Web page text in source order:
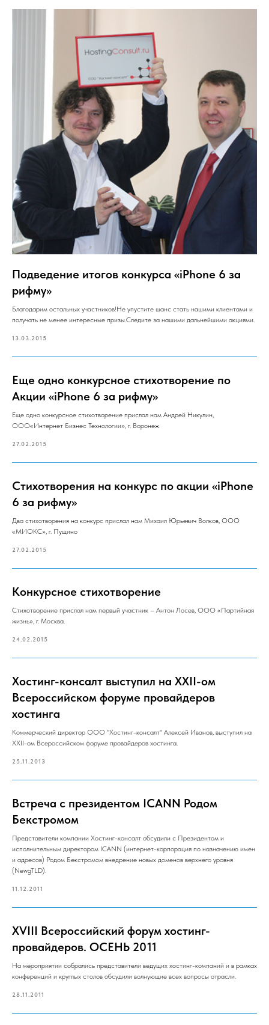
Подведение итогов конкурса «iPhone 6 за
рифму»
Благодарим остальных участников!Не упустите шанс стать нашими клиентами и
получать не менее интересные призы.Следите за нашими дальнейшими акциями.
13.03.2015
Еще одно конкурсное стихотворение по
Акции «iPhone 6 за рифму»
Еще одно конкурсное стихотворение прислал нам Андрей Никулин,
ООО«Интернет Бизнес Технологии», г. Воронеж
27.02.2015
Стихотворения на конкурс по акции «iPhone
6 за рифму»
Два стихотворения на конкурс прислал нам Михаил Юрьевич Волков, ООО
«МИОКС», г. Пущино
27.02.2015
Конкурсное стихотворение
Стихотворение прислал нам первый участник – Антон Лосев, ООО «Партийная
жизнь», г. Москва.
24.02.2015
Хостинг-консалт выступил на XXII-ом
Всероссийском форуме провайдеров
хостинга
Коммерческий директор ООО "Хостинг-консалт" Алексей Иванов, выступил на
XXII-ом Всероссийском форуме провайдеров хостинга.
25.11.2013
Встреча с президентом ICANN Родом
Бекстромом
Представители компании Хостинг-консалт обсудили с Президентом и
исполнительным директором ICANN (интернет-корпорация по назначению имен
и адресов) Родом Бекстромом внедрение новых доменов верхнего уровня
(NewgTLD).
11.12.2011
XVIII Всероссийский форум хостинг-
провайдеров. ОСЕНЬ 2011
На мероприятии собрались представители ведущих хостинг-компаний и в рамках
конференций и круглых столов обсудили волнующие всех вопросы отрасли.
28.11.2011